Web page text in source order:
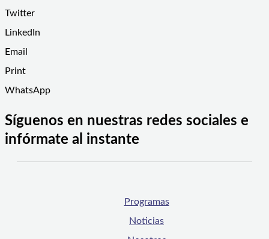
Twitter
LinkedIn
Email
Print
WhatsApp
Síguenos en nuestras redes sociales e
infórmate al instante
Programas
Noticias